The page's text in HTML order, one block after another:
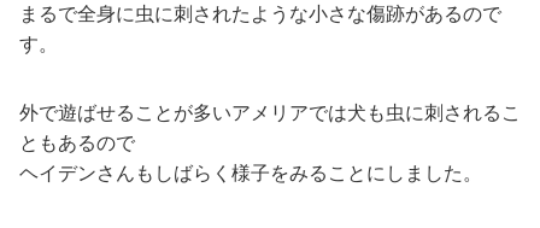
まるで全身に虫に刺されたような小さな傷跡があるので
す。
外で遊ばせることが多いアメリアでは犬も虫に刺されるこ
ともあるので
ヘイデンさんもしばらく様子をみることにしました。